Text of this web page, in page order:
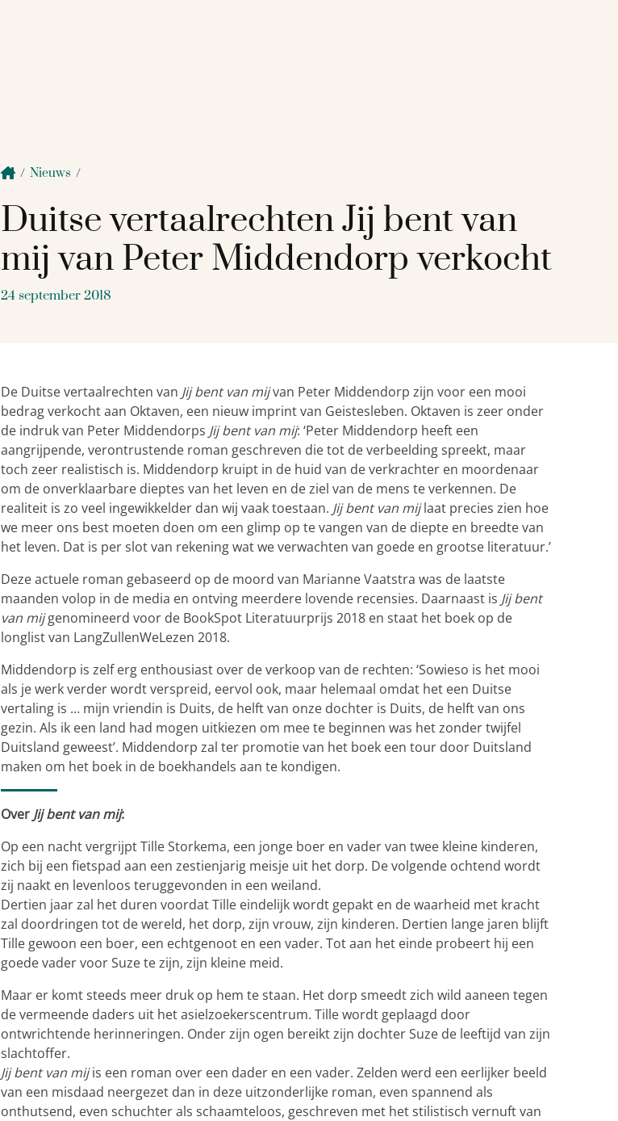
/ Nieuws /
Duitse vertaalrechten Jij bent van
mij van Peter Middendorp verkocht
24 september 2018
De Duitse vertaalrechten van Jij bent van mijvan Peter Middendorp zijn voor een mooi
bedrag verkocht aan Oktaven, een nieuw imprint van Geistesleben. Oktaven is zeer onder
de indruk van Peter Middendorps Jij bent van mij: ‘Peter Middendorp heeft een
aangrijpende, verontrustende roman geschreven die tot de verbeelding spreekt, maar
toch zeer realistisch is. Middendorp kruipt in de huid van de verkrachter en moordenaar
om de onverklaarbare dieptes van het leven en de ziel van de mens te verkennen. De
realiteit is zo veel ingewikkelder dan wij vaak toestaan. Jij bent van mijlaat precies zien hoe
we meer ons best moeten doen om een glimp op te vangen van de diepte en breedte van
het leven. Dat is per slot van rekening wat we verwachten van goede en grootse literatuur.’
Deze actuele roman gebaseerd op de moord van Marianne Vaatstra was de laatste
maanden volop in de media en ontving meerdere lovende recensies. Daarnaast is Jij bent
van mijgenomineerd voor de BookSpot Literatuurprijs 2018 en staat het boek op de
longlist van LangZullenWeLezen 2018.
Middendorp is zelf erg enthousiast over de verkoop van de rechten: ‘Sowieso is het mooi
als je werk verder wordt verspreid, eervol ook, maar helemaal omdat het een Duitse
vertaling is … mijn vriendin is Duits, de helft van onze dochter is Duits, de helft van ons
gezin. Als ik een land had mogen uitkiezen om mee te beginnen was het zonder twijfel
Duitsland geweest’. Middendorp zal ter promotie van het boek een tour door Duitsland
maken om het boek in de boekhandels aan te kondigen.
Over Jij bent van mij:
Op een nacht vergrijpt Tille Storkema, een jonge boer en vader van twee kleine kinderen,
zich bij een fietspad aan een zestienjarig meisje uit het dorp. De volgende ochtend wordt
zij naakt en levenloos teruggevonden in een weiland.
Dertien jaar zal het duren voordat Tille eindelijk wordt gepakt en de waarheid met kracht
zal doordringen tot de wereld, het dorp, zijn vrouw, zijn kinderen. Dertien lange jaren blijft
Tille gewoon een boer, een echtgenoot en een vader. Tot aan het einde probeert hij een
goede vader voor Suze te zijn, zijn kleine meid.
Maar er komt steeds meer druk op hem te staan. Het dorp smeedt zich wild aaneen tegen
de vermeende daders uit het asielzoekerscentrum. Tille wordt geplaagd door
ontwrichtende herinneringen. Onder zijn ogen bereikt zijn dochter Suze de leeftijd van zijn
slachtoffer.
Jij bent van mijis een roman over een dader en een vader. Zelden werd een eerlijker beeld
van een misdaad neergezet dan in deze uitzonderlijke roman, even spannend als
onthutsend, even schuchter als schaamteloos, geschreven met het stilistisch vernuft van